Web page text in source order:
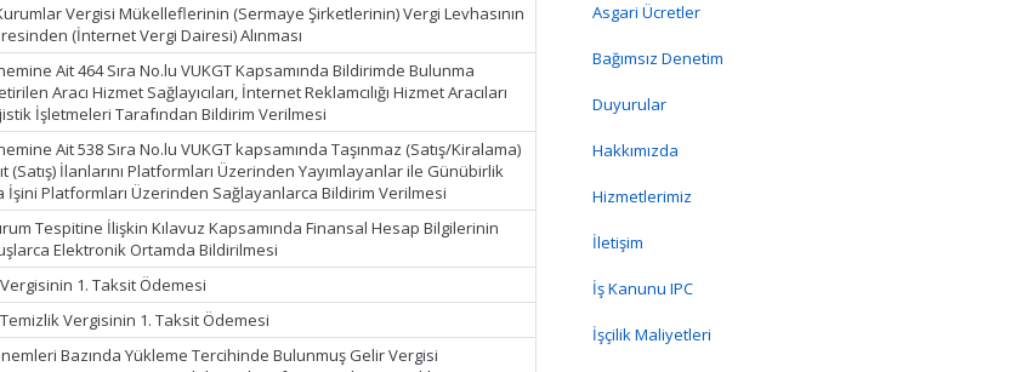
Kurumlar Vergisi Mükelleflerinin (Sermaye Şirketlerinin) Vergi Levhasının
(İnternet Vergi Dairesi) Alınması
Ait 464 Sıra No.lu VUKGT Kapsamında Bildirimde Bulunma
Aracı Hizmet Sağlayıcıları, İnternet Reklamcılığı Hizmet Aracıları
İşletmeleri Tarafından Bildirim Verilmesi
Ait 538 Sıra No.lu VUKGT kapsamında Taşınmaz (Satış/Kiralama)
(Satış) İlanlarını Platformları Üzerinden Yayımlayanlar ile Günübirlik
İşini Platformları Üzerinden Sağlayanlarca Bildirim Verilmesi
Tespitine İlişkin Kılavuz Kapsamında Finansal Hesap Bilgilerinin
Elektronik Ortamda Bildirilmesi
Vergisinin 1. Taksit Ödemesi
Temizlik Vergisinin 1. Taksit Ödemesi
Bazında Yükleme Tercihinde Bulunmuş Gelir Vergisi
Asgari Ücretler
Bağımsız Denetim
Duyurular
Hakkımızda
Hizmetlerimiz
İletişim
İş Kanunu IPC
İşçilik Maliyetleri